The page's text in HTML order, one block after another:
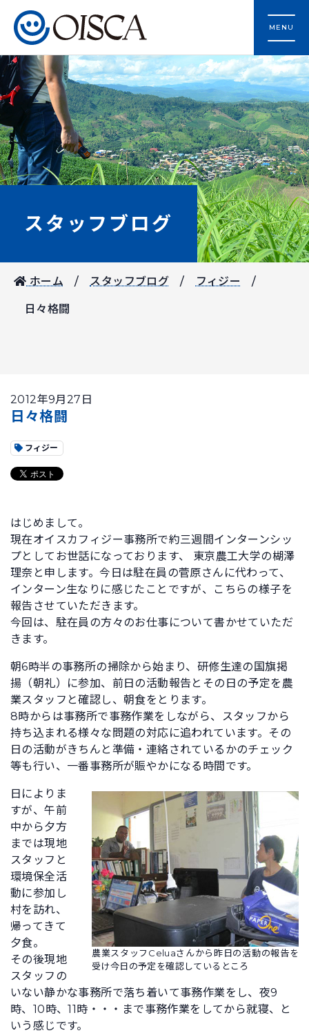
MENU
スタッフブログ
ホーム スタッフブログ フィジー
日々格闘
2012年9月27日
日々格闘
フィジー
はじめまして。
現在オイスカフィジー事務所で約三週間インターンシッ
プとしてお世話になっております、 東京農工大学の楜澤
理奈と申します。今日は駐在員の菅原さんに代わって、
インターン生なりに感じたことですが、こちらの様子を
報告させていただきます。
今回は、駐在員の方々のお仕事について書かせていただ
きます。
朝6時半の事務所の掃除から始まり、研修生達の国旗掲
揚（朝礼）に参加、前日の活動報告とその日の予定を農
業スタッフと確認し、朝食をとります。
8時からは事務所で事務作業をしながら、スタッフから
持ち込まれる様々な問題の対応に追われています。その
日の活動がきちんと準備・連絡されているかのチェック
等も行い、一番事務所が賑やかになる時間です。
農業スタッフCeluaさんから昨日の活動の報告を
受け今日の予定を確認しているところ
日によりま
すが、午前
中から夕方
までは現地
スタッフと
環境保全活
動に参加し
村を訪れ、
帰ってきて
夕食。
その後現地
スタッフの
いない静かな事務所で落ち着いて事務作業をし、夜9
時、10時、11時・・・まで事務作業をしてから就寝、と
いう感じです。